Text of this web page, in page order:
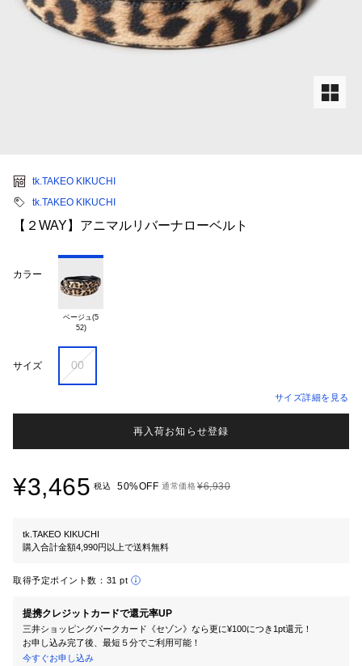
tk.TAKEO KIKUCHI
tk.TAKEO KIKUCHI
【２WAY】アニマルリバーナローベルト
カラー
ベージュ(5
52)
サイズ 00
サイズ詳細を見る
再入荷お知らせ登録
¥3,465 税込 50%OFF 通常価格¥6,930
tk.TAKEO KIKUCHI
購入合計金額4,990円以上で送料無料
取得予定ポイント数： 31 pt
提携クレジットカードで還元率UP
三井ショッピングパークカード《セゾン》なら更に¥100につき1pt還元！
お申し込み完了後、最短５分でご利用可能！
今すぐお申し込み